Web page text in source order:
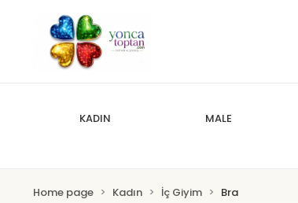
KADIN MALE
Home page Kadın İç Giyim Bra